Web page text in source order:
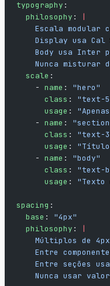
typography :
  philosophy
:
|
Escala modular
Display usa Cal
Body usa Inter
Nunca misturar
  scale
:
    -
name : "hero"
      class
: "text-
      usage
:
    -
name :
      class
: "text-
      usage
:
    -
name : "body"
      class
: "text-
      usage
: "Texto
spacing :
  base
: "4px"
  philosophy
:
|
Múltiplos de
Entre
Entre seções
Nunca usar